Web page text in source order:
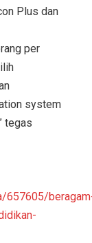
Plus dan
per
system
tegas
657605/